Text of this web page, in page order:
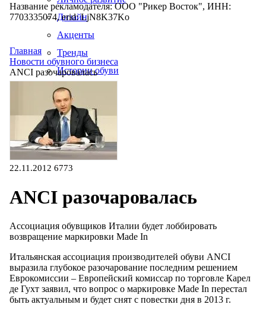
Дизайн
Акценты
Тренды
Истории обуви
Производство
Название рекламодателя: ООО "Рикер Восток", ИНН:
7703335074, erid: LjN8K37Ko
Главная
Новости обувного бизнеса
ANCI разочаровалась
22.11.2012 6773
ANCI разочаровалась
Ассоциация обувщиков Италии будет лоббировать
возвращение маркировки Made In
Итальянская ассоциация производителей обуви ANCI
выразила глубокое разочарование последним решением
Еврокомиссии – Европейский комиссар по торговле Карел
де Гухт заявил, что вопрос о маркировке Made In перестал
быть актуальным и будет снят с повестки дня в 2013 г.